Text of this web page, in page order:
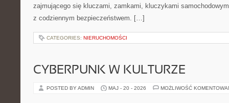
zajmującego się kluczami, zamkami, kluczykami
z codziennym bezpieczeństwem. […]
CATEGORIES: NIERUCHOMOŚCI
CYBERPUNK W KULTURZE
POSTED BY ADMIN MAJ - 20 - 2026 MOŻLIWOŚĆ